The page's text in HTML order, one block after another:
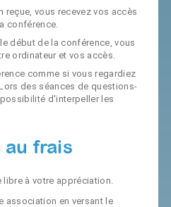
vous recevez vos accès
conférence.
début de la conférence, vous
ordinateur et vos accès.
comme si vous regardiez
des séances de questions-
d'interpeller les
frais
à votre appréciation.
association en versant le